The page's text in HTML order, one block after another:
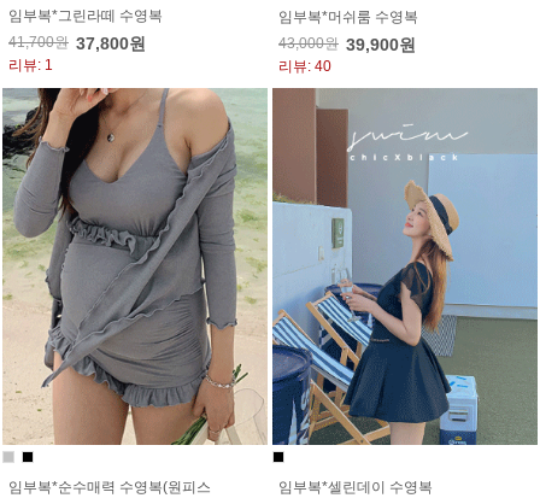
임부복*그린라떼 수영복
41,700원 37,800원
리뷰: 1
임부복*머쉬룸 수영복
43,000원 39,900원
리뷰: 40
임부복*순수매력 수영복(원피스
임부복*셀린데이 수영복